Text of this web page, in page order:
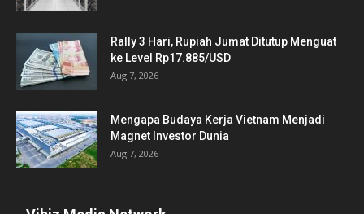
Rally 3 Hari, Rupiah Jumat Ditutup Menguat
ke Level Rp17.885/USD
Aug 7, 2026
Mengapa Budaya Kerja Vietnam Menjadi
Magnet Investor Dunia
Aug 7, 2026